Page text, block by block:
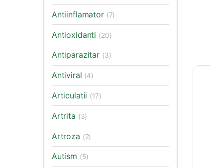
Antiinflamator (7)
Antioxidanti (20)
Antiparazitar (3)
Antiviral (4)
Articulatii (17)
Artrita (3)
Artroza (2)
Autism (5)